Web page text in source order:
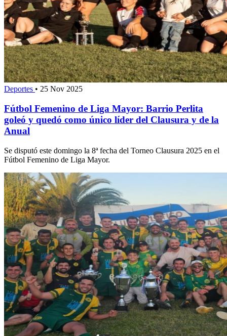
Deportes • 25 Nov 2025
Fútbol Femenino de Liga Mayor: Barrio Perlita
goleó y quedó como único líder del Clausura y de la
Anual
Se disputó este domingo la 8ª fecha del Torneo Clausura 2025 en el
Fútbol Femenino de Liga Mayor.